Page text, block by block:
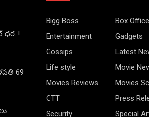
ధర..!
69
Bigg Boss
Box Office
Entertainment
Gadgets
Gossips
Latest
Life style
Movie
Movies Reviews
Movies
OTT
Press
Security
Special